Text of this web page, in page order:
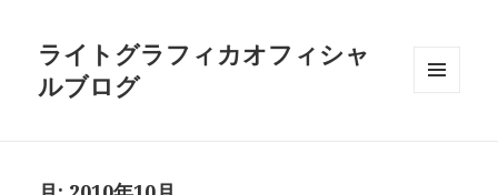
ライトグラフィカオフィシャ
ルブログ